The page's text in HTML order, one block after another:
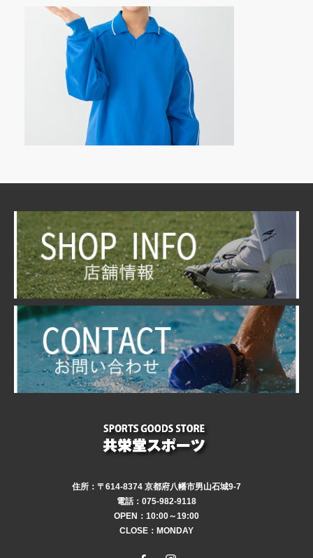
住所：〒614-8374 京都府八幡市男山石城9-7
電話：075-982-9118
OPEN：10:00～19:00
CLOSE：MONDAY